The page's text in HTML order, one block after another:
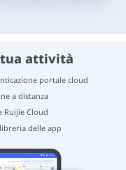
attività
portale cloud
a distanza
Cloud
delle app